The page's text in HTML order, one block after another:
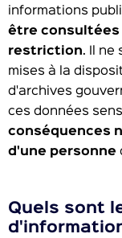
informations
être consultées
restriction. Il ne
mises à la
d'archives
ces données
conséquences
d'une personne
Quels sont